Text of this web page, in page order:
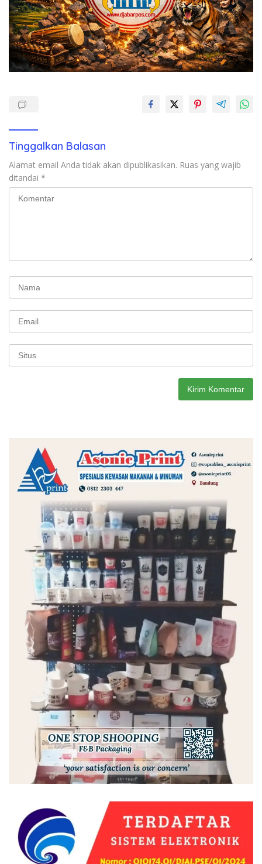
Tinggalkan Balasan
Alamat email Anda tidak akan dipublikasikan. Ruas yang wajib
ditandai *